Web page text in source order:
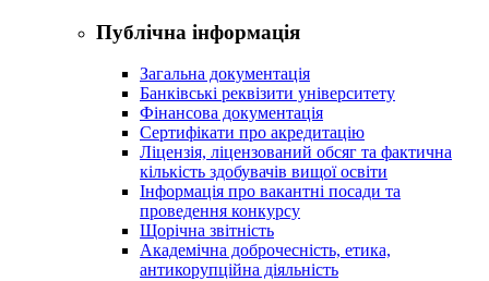
Публічна інформація
Загальна документація
Банківські реквізити університету
Фінансова документація
Сертифікати про акредитацію
Ліцензія, ліцензований обсяг та фактична
кількість здобувачів вищої освіти
Інформація про вакантні посади та
проведення конкурсу
Щорічна звітність
Академічна доброчесність, етика,
антикорупційна діяльність